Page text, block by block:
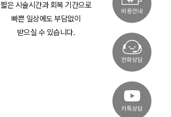
짧은 시술시간과 회복 기간으로
빠쁜 일상에도 부담없이
받으실 수 있습니다.
비용안내
전화상담
카톡상담